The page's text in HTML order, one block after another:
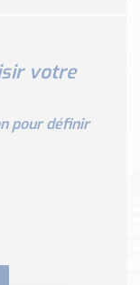
et micro-
votre
pour définir